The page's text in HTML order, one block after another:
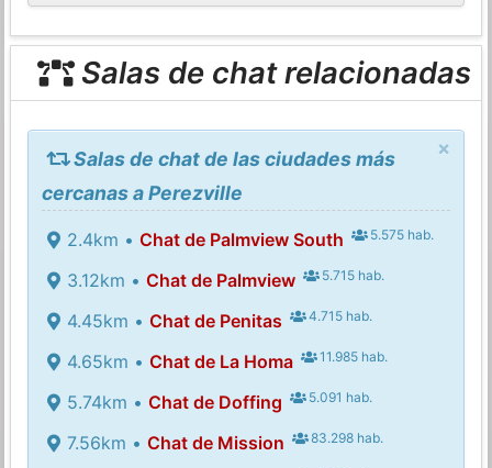
Salas de chat relacionadas
×
Salas de chat de las ciudades más
cercanas a Perezville
2.4km • Chat de Palmview South 5.575 hab.
3.12km • Chat de Palmview 5.715 hab.
4.45km • Chat de Penitas 4.715 hab.
4.65km • Chat de La Homa 11.985 hab.
5.74km • Chat de Doffing 5.091 hab.
7.56km • Chat de Mission 83.298 hab.